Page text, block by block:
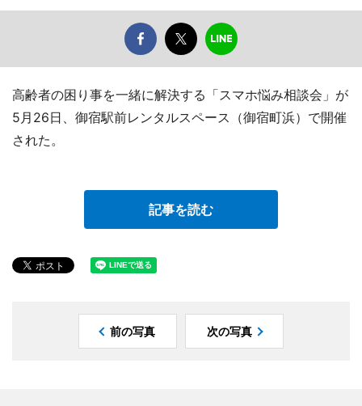
高齢者の困り事を一緒に解決する「スマホ悩み相談会」が
5月26日、御宿駅前レンタルスペース（御宿町浜）で開催
された。
記事を読む
前の写真 次の写真